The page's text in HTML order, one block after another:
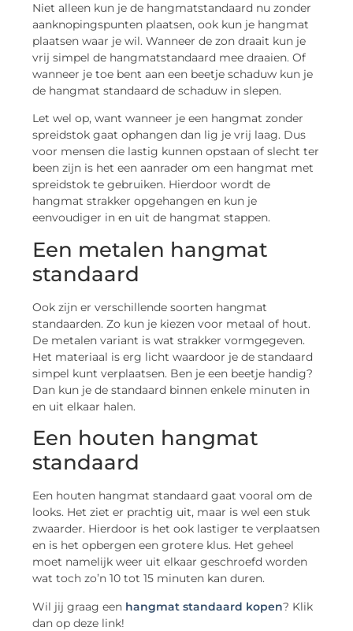
Niet alleen kun je de hangmatstandaard nu zonder
aanknopingspunten plaatsen, ook kun je hangmat
plaatsen waar je wil. Wanneer de zon draait kun je
vrij simpel de hangmatstandaard mee draaien. Of
wanneer je toe bent aan een beetje schaduw kun je
de hangmat standaard de schaduw in slepen.
Let wel op, want wanneer je een hangmat zonder
spreidstok gaat ophangen dan lig je vrij laag. Dus
voor mensen die lastig kunnen opstaan of slecht ter
been zijn is het een aanrader om een hangmat met
spreidstok te gebruiken. Hierdoor wordt de
hangmat strakker opgehangen en kun je
eenvoudiger in en uit de hangmat stappen.
Een metalen hangmat
standaard
Ook zijn er verschillende soorten hangmat
standaarden. Zo kun je kiezen voor metaal of hout.
De metalen variant is wat strakker vormgegeven.
Het materiaal is erg licht waardoor je de standaard
simpel kunt verplaatsen. Ben je een beetje handig?
Dan kun je de standaard binnen enkele minuten in
en uit elkaar halen.
Een houten hangmat
standaard
Een houten hangmat standaard gaat vooral om de
looks. Het ziet er prachtig uit, maar is wel een stuk
zwaarder. Hierdoor is het ook lastiger te verplaatsen
en is het opbergen een grotere klus. Het geheel
moet namelijk weer uit elkaar geschroefd worden
wat toch zo’n 10 tot 15 minuten kan duren.
Wil jij graag een hangmat standaard kopen? Klik
dan op deze link!